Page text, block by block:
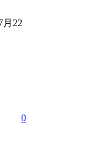
月22
0